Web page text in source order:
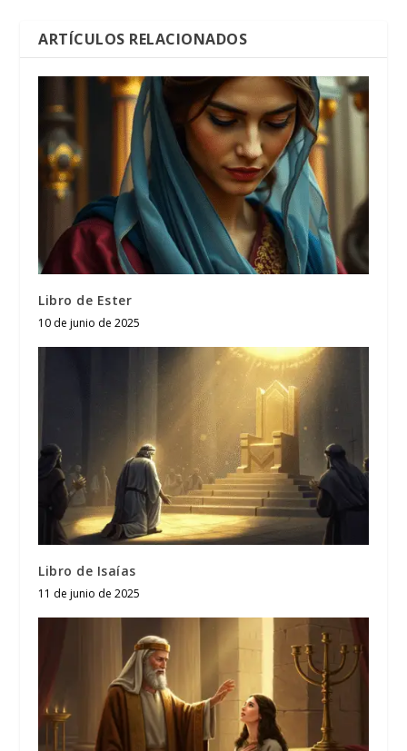
ARTÍCULOS RELACIONADOS
Libro de Ester
10 de junio de 2025
Libro de Isaías
11 de junio de 2025